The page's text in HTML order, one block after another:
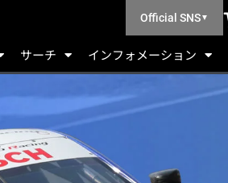
Official SNS▼
サーチ インフォメーション